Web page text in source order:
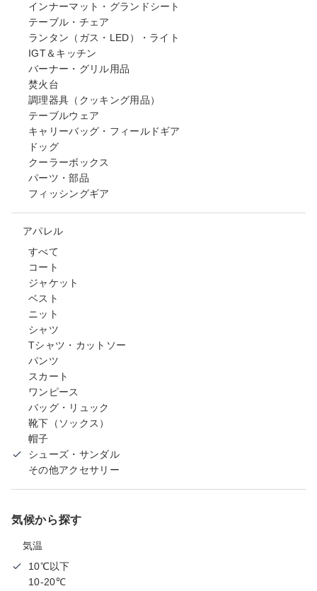
インナーマット・グランドシート
テーブル・チェア
ランタン（ガス・LED）・ライト
IGT＆キッチン
バーナー・グリル用品
焚火台
調理器具（クッキング用品）
テーブルウェア
キャリーバッグ・フィールドギア
ドッグ
クーラーボックス
パーツ・部品
フィッシングギア
アパレル
すべて
コート
ジャケット
ベスト
ニット
シャツ
Tシャツ・カットソー
パンツ
スカート
ワンピース
バッグ・リュック
靴下（ソックス）
帽子
シューズ・サンダル
その他アクセサリー
気候から探す
気温
10℃以下
10-20℃